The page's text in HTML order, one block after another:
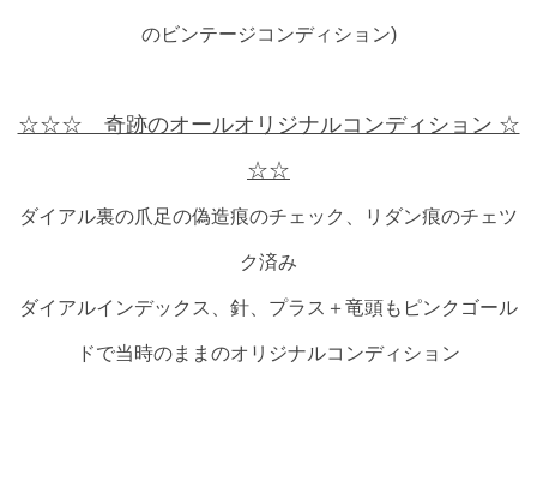
のビンテージコンディション)
☆☆☆ 奇跡のオールオリジナルコンディション ☆
☆☆
ダイアル裏の爪足の偽造痕のチェック、リダン痕のチェツ
ク済み
ダイアルインデックス、針、プラス＋竜頭もピンクゴール
ドで当時のままのオリジナルコンディション